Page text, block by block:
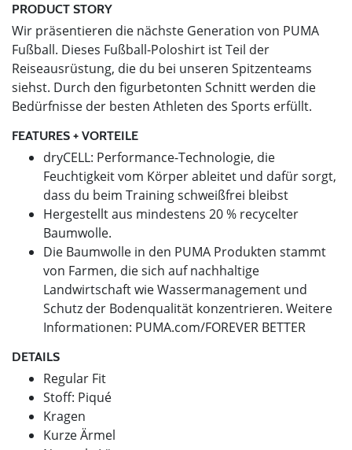
PRODUCT STORY
Wir präsentieren die nächste Generation von PUMA
Fußball. Dieses Fußball-Poloshirt ist Teil der
Reiseausrüstung, die du bei unseren Spitzenteams
siehst. Durch den figurbetonten Schnitt werden die
Bedürfnisse der besten Athleten des Sports erfüllt.
FEATURES + VORTEILE
dryCELL: Performance-Technologie, die
Feuchtigkeit vom Körper ableitet und dafür sorgt,
dass du beim Training schweißfrei bleibst
Hergestellt aus mindestens 20 % recycelter
Baumwolle.
Die Baumwolle in den PUMA Produkten stammt
von Farmen, die sich auf nachhaltige
Landwirtschaft wie Wassermanagement und
Schutz der Bodenqualität konzentrieren. Weitere
Informationen: PUMA.com/FOREVER BETTER
DETAILS
Regular Fit
Stoff: Piqué
Kragen
Kurze Ärmel